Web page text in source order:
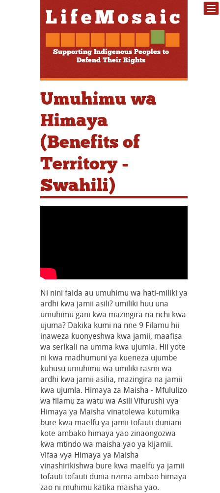
Supporting Indigenous Peoples to
Defend Their Rights
Umuhimu wa
Himaya
(Benefits of
Territory -
Swahili)
Ni nini faida au umuhimu wa hati-miliki ya
ardhi kwa jamii asili? umiliki huu una
umuhimu gani kwa mazingira na nchi kwa
ujuma? Dakika kumi na nne 9 Filamu hii
inaweza kuonyeshwa kwa jamii, maafisa
wa serikali na umma kwa ujumla. Hii yote
ni kwa madhumuni ya kueneza ujumbe
kuhusu umuhimu wa umiliki rasmi wa
ardhi kwa jamii asilia, mazingira na jamii
kwa ujumla. Himaya za Maisha - Mfululizo
wa filamu za watu wa Asili Vifurushi vya
Himaya ya Maisha vinatolewa kutumika
bure kwa maelfu ya jamii tofauti duniani
kote ambako himaya yao zinaongozwa
kwa mtindo wa maisha yao ya kijamii.
Vifaa vya Himaya ya Maisha
vinashirikishwa bure kwa maelfu ya jamii
tofauti tofauti dunia nzima ambao himaya
zao ni muhimu katika maisha yao.